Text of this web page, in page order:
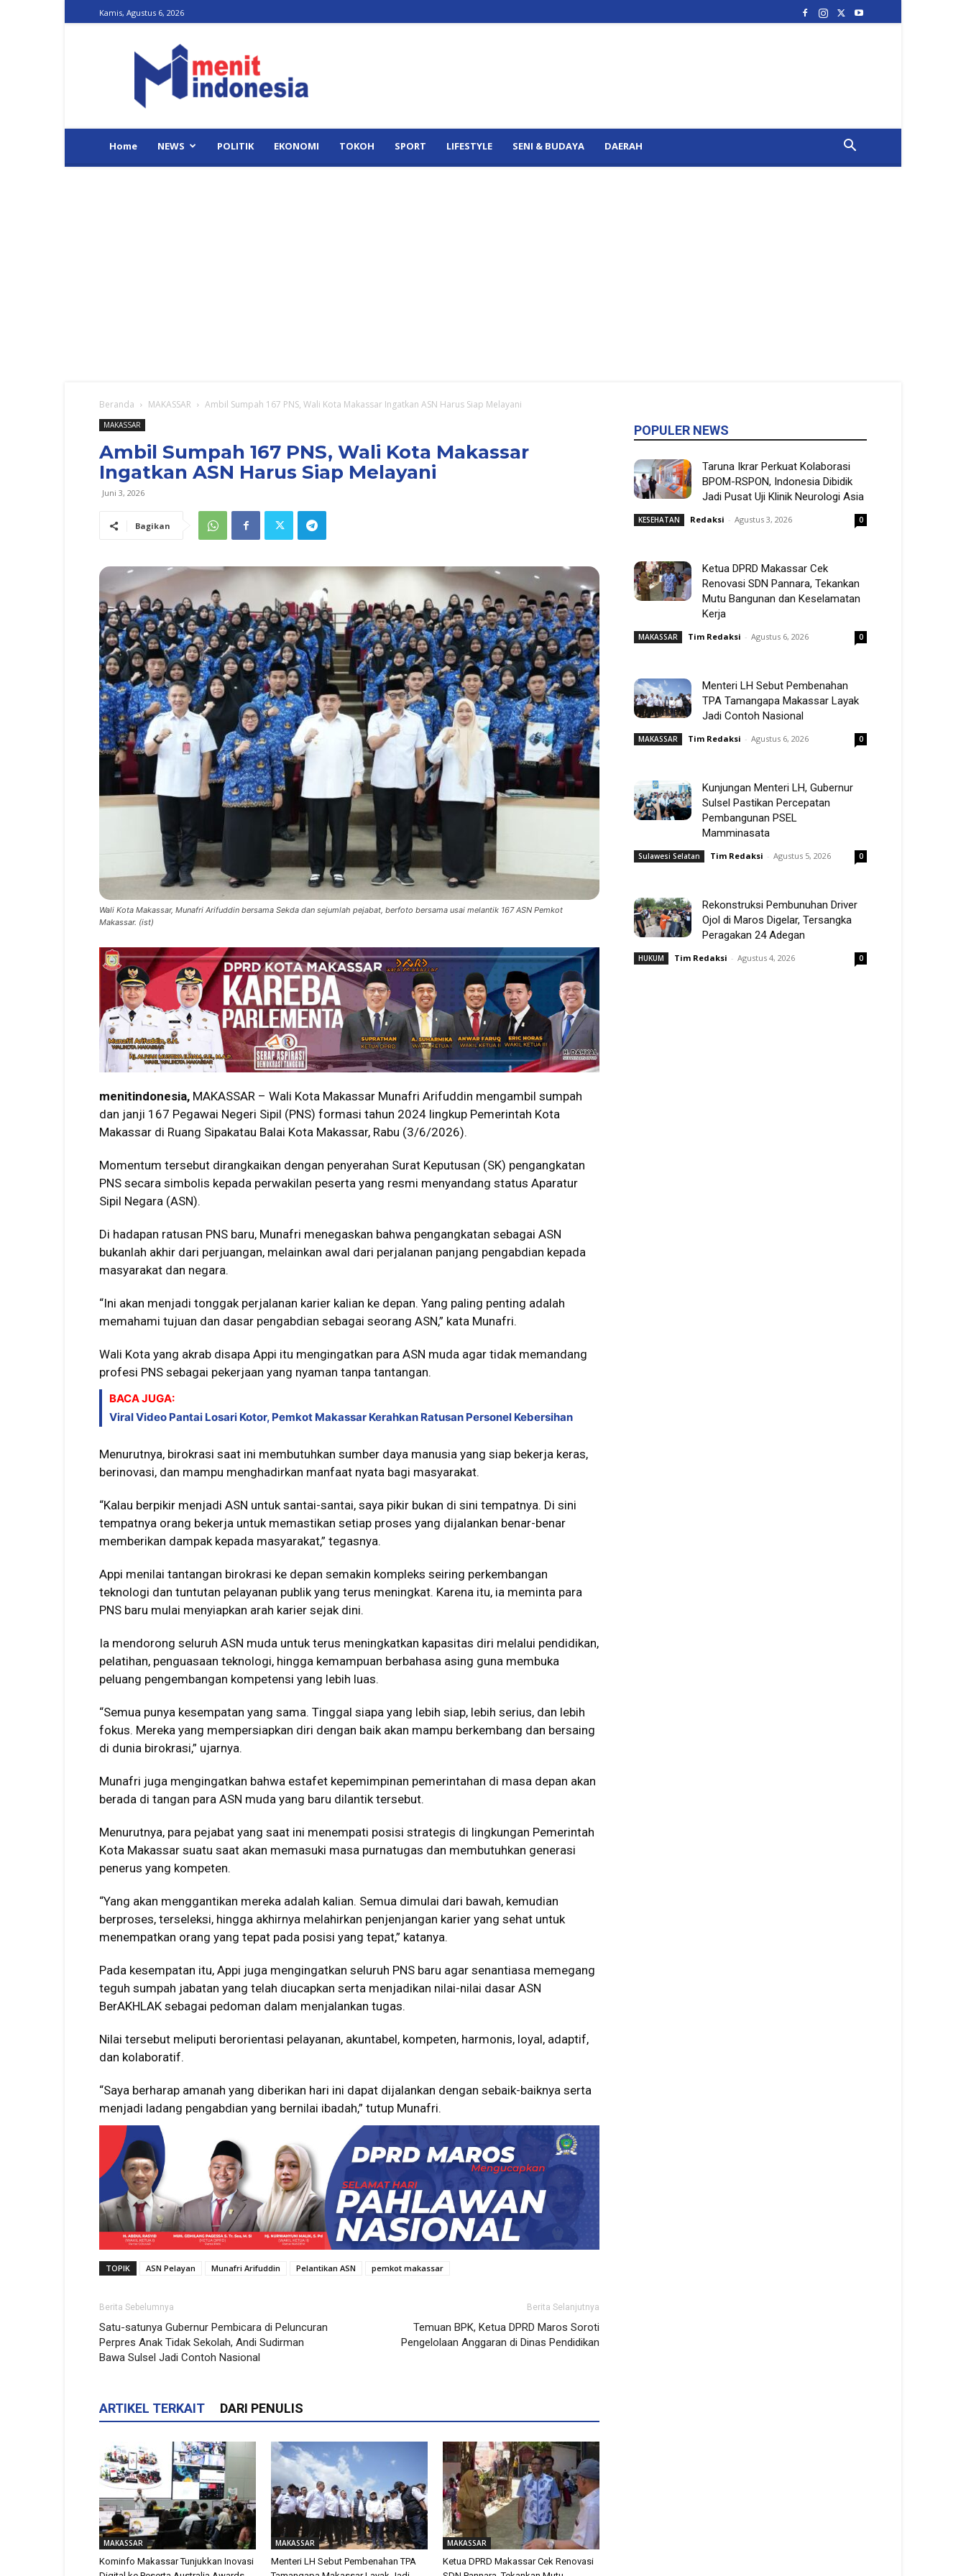
Kamis, Agustus 6, 2026
Indonesia
Home NEWS POLITIK EKONOMI TOKOH SPORT LIFESTYLE SENI & BUDAYA DAERAH
Beranda MAKASSAR Ambil Sumpah 167 PNS, Wali Kota Makassar Ingatkan ASN Harus Siap Melayani
MAKASSAR
Ambil Sumpah 167 PNS, Wali Kota Makassar
Ingatkan ASN Harus Siap Melayani
Juni 3, 2026
Bagikan
Wali Kota Makassar, Munafri Arifuddin bersama Sekda dan sejumlah pejabat, berfoto bersama usai melantik 167 ASN Pemkot
Makassar. (ist)
menitindonesia, MAKASSAR – Wali Kota Makassar Munafri Arifuddin mengambil sumpah
dan janji 167 Pegawai Negeri Sipil (PNS) formasi tahun 2024 lingkup Pemerintah Kota
Makassar di Ruang Sipakatau Balai Kota Makassar, Rabu (3/6/2026).
Momentum tersebut dirangkaikan dengan penyerahan Surat Keputusan (SK) pengangkatan
PNS secara simbolis kepada perwakilan peserta yang resmi menyandang status Aparatur
Sipil Negara (ASN).
Di hadapan ratusan PNS baru, Munafri menegaskan bahwa pengangkatan sebagai ASN
bukanlah akhir dari perjuangan, melainkan awal dari perjalanan panjang pengabdian kepada
masyarakat dan negara.
“Ini akan menjadi tonggak perjalanan karier kalian ke depan. Yang paling penting adalah
memahami tujuan dan dasar pengabdian sebagai seorang ASN,” kata Munafri.
Wali Kota yang akrab disapa Appi itu mengingatkan para ASN muda agar tidak memandang
profesi PNS sebagai pekerjaan yang nyaman tanpa tantangan.
BACA JUGA:
Viral Video Pantai Losari Kotor, Pemkot Makassar Kerahkan Ratusan Personel Kebersihan
Menurutnya, birokrasi saat ini membutuhkan sumber daya manusia yang siap bekerja keras,
berinovasi, dan mampu menghadirkan manfaat nyata bagi masyarakat.
“Kalau berpikir menjadi ASN untuk santai-santai, saya pikir bukan di sini tempatnya. Di sini
tempatnya orang bekerja untuk memastikan setiap proses yang dijalankan benar-benar
memberikan dampak kepada masyarakat,” tegasnya.
Appi menilai tantangan birokrasi ke depan semakin kompleks seiring perkembangan
teknologi dan tuntutan pelayanan publik yang terus meningkat. Karena itu, ia meminta para
PNS baru mulai menyiapkan arah karier sejak dini.
Ia mendorong seluruh ASN muda untuk terus meningkatkan kapasitas diri melalui pendidikan,
pelatihan, penguasaan teknologi, hingga kemampuan berbahasa asing guna membuka
peluang pengembangan kompetensi yang lebih luas.
“Semua punya kesempatan yang sama. Tinggal siapa yang lebih siap, lebih serius, dan lebih
fokus. Mereka yang mempersiapkan diri dengan baik akan mampu berkembang dan bersaing
di dunia birokrasi,” ujarnya.
Munafri juga mengingatkan bahwa estafet kepemimpinan pemerintahan di masa depan akan
berada di tangan para ASN muda yang baru dilantik tersebut.
Menurutnya, para pejabat yang saat ini menempati posisi strategis di lingkungan Pemerintah
Kota Makassar suatu saat akan memasuki masa purnatugas dan membutuhkan generasi
penerus yang kompeten.
“Yang akan menggantikan mereka adalah kalian. Semua dimulai dari bawah, kemudian
berproses, terseleksi, hingga akhirnya melahirkan penjenjangan karier yang sehat untuk
menempatkan orang yang tepat pada posisi yang tepat,” katanya.
Pada kesempatan itu, Appi juga mengingatkan seluruh PNS baru agar senantiasa memegang
teguh sumpah jabatan yang telah diucapkan serta menjadikan nilai-nilai dasar ASN
BerAKHLAK sebagai pedoman dalam menjalankan tugas.
Nilai tersebut meliputi berorientasi pelayanan, akuntabel, kompeten, harmonis, loyal, adaptif,
dan kolaboratif.
“Saya berharap amanah yang diberikan hari ini dapat dijalankan dengan sebaik-baiknya serta
menjadi ladang pengabdian yang bernilai ibadah,” tutup Munafri.
TOPIK ASN Pelayan Munafri Arifuddin Pelantikan ASN pemkot makassar
Berita Sebelumnya
Satu-satunya Gubernur Pembicara di Peluncuran
Perpres Anak Tidak Sekolah, Andi Sudirman
Bawa Sulsel Jadi Contoh Nasional
Berita Selanjutnya
Temuan BPK, Ketua DPRD Maros Soroti
Pengelolaan Anggaran di Dinas Pendidikan
ARTIKEL TERKAIT DARI PENULIS
MAKASSAR
Kominfo Makassar Tunjukkan Inovasi
MAKASSAR
Menteri LH Sebut Pembenahan TPA
MAKASSAR
Ketua DPRD Makassar Cek Renovasi
POPULER NEWS
Taruna Ikrar Perkuat Kolaborasi
BPOM-RSPON, Indonesia Dibidik
Jadi Pusat Uji Klinik Neurologi Asia
KESEHATAN Redaksi - Agustus 3, 2026 0
Ketua DPRD Makassar Cek
Renovasi SDN Pannara, Tekankan
Mutu Bangunan dan Keselamatan
Kerja
MAKASSAR Tim Redaksi - Agustus 6, 2026 0
Menteri LH Sebut Pembenahan
TPA Tamangapa Makassar Layak
Jadi Contoh Nasional
MAKASSAR Tim Redaksi - Agustus 6, 2026 0
Kunjungan Menteri LH, Gubernur
Sulsel Pastikan Percepatan
Pembangunan PSEL
Mamminasata
Sulawesi Selatan Tim Redaksi - Agustus 5, 2026 0
Rekonstruksi Pembunuhan Driver
Ojol di Maros Digelar, Tersangka
Peragakan 24 Adegan
HUKUM Tim Redaksi - Agustus 4, 2026 0